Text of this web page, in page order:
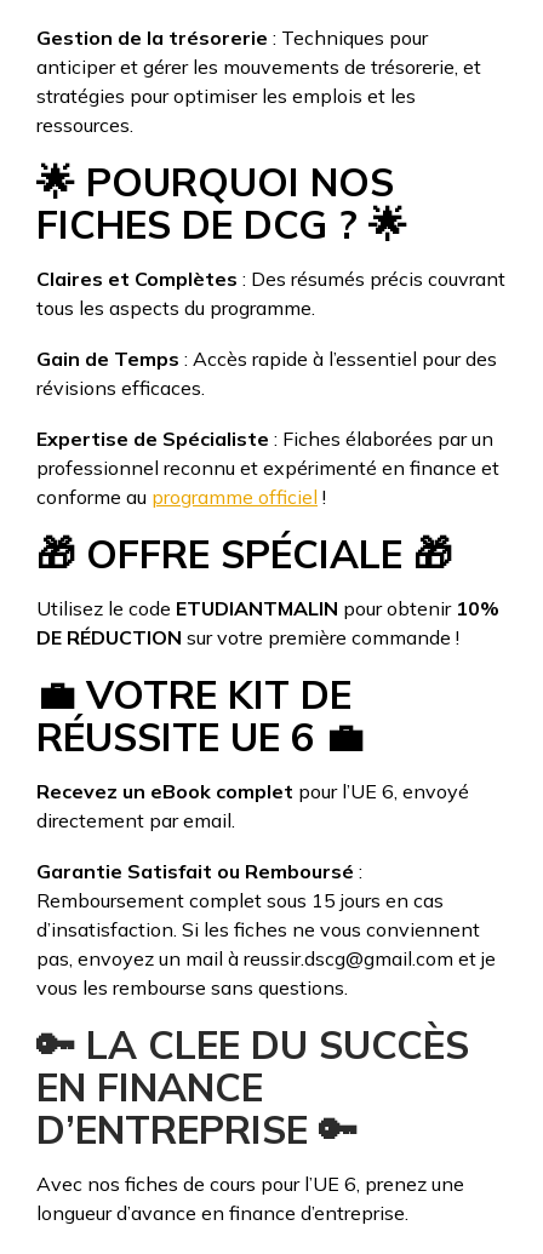
Gestion de la trésorerie : Techniques pour
anticiper et gérer les mouvements de trésorerie, et
stratégies pour optimiser les ​emplois et les
ressources.
🌟 POURQUOI NOS
FICHES DE DCG ? 🌟
Claires et Complètes : Des résumés précis couvrant
tous les aspects du programme.
Gain de Temps : Accès rapide à l’essentiel pour des
révisions efficaces.
Expertise de Spécialiste : Fiches élaborées par un
professionnel reconnu et expérimenté en finance et
conforme au programme officiel !
🎁 OFFRE SPÉCIALE 🎁
Utilisez le code ETUDIANTMALIN pour obtenir 10%
DE RÉDUCTION sur votre première commande !
💼 VOTRE KIT DE
RÉUSSITE UE 6 💼
Recevez un eBook complet pour l’UE 6, envoyé
directement par email.
Garantie Satisfait ou Remboursé :
Remboursement complet sous 15 jours en cas
d’insatisfaction. Si les fiches ne vous conviennent
pas, envoyez un mail à reussir.dscg@gmail.com et je
vous les rembourse sans questions.
🔑 LA CLEE DU SUCCÈS
EN FINANCE
D’ENTREPRISE 🔑
Avec nos fiches de cours pour l’UE 6, prenez une
longueur d’avance en finance d’entreprise.